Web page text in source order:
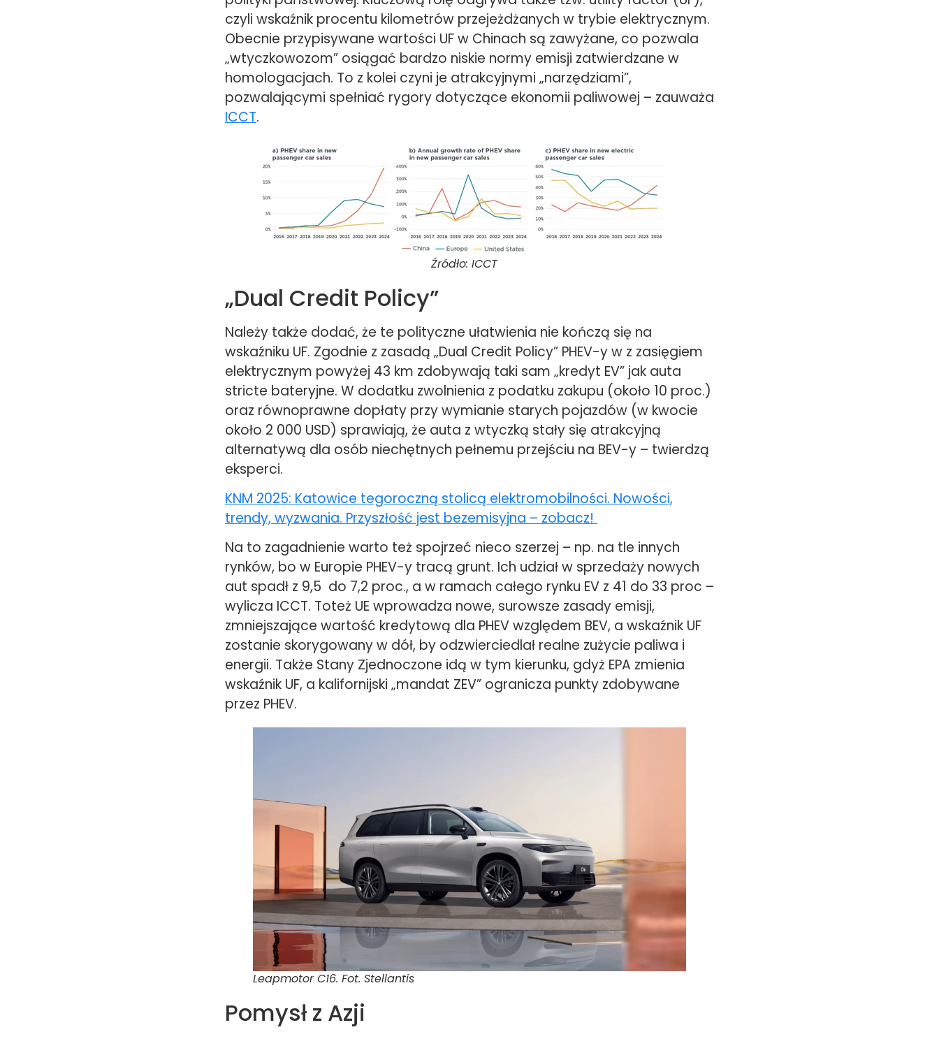
czyli wskaźnik procentu kilometrów przejeżdżanych w trybie elektrycznym.
Obecnie przypisywane wartości UF w Chinach są zawyżane, co pozwala
„wtyczkowozom” osiągać bardzo niskie normy emisji zatwierdzane w
homologacjach. To z kolei czyni je atrakcyjnymi „narzędziami”,
pozwalającymi spełniać rygory dotyczące ekonomii paliwowej – zauważa
ICCT.
Źródło: ICCT
„Dual Credit Policy”
Należy także dodać, że te polityczne ułatwienia nie kończą się na
wskaźniku UF. Zgodnie z zasadą „Dual Credit Policy” PHEV-y w z zasięgiem
elektrycznym powyżej 43 km zdobywają taki sam „kredyt EV” jak auta
stricte bateryjne. W dodatku zwolnienia z podatku zakupu (około 10 proc.)
oraz równoprawne dopłaty przy wymianie starych pojazdów (w kwocie
około 2 000 USD) sprawiają, że auta z wtyczką stały się atrakcyjną
alternatywą dla osób niechętnych pełnemu przejściu na BEV-y – twierdzą
eksperci.
KNM 2025: Katowice tegoroczną stolicą elektromobilności. Nowości,
trendy, wyzwania. Przyszłość jest bezemisyjna – zobacz!
Na to zagadnienie warto też spojrzeć nieco szerzej – np. na tle innych
rynków, bo w Europie PHEV-y tracą grunt. Ich udział w sprzedaży nowych
aut spadł z 9,5 do 7,2 proc., a w ramach całego rynku EV z 41 do 33 proc –
wylicza ICCT. Toteż UE wprowadza nowe, surowsze zasady emisji,
zmniejszające wartość kredytową dla PHEV względem BEV, a wskaźnik UF
zostanie skorygowany w dół, by odzwierciedlał realne zużycie paliwa i
energii. Także Stany Zjednoczone idą w tym kierunku, gdyż EPA zmienia
wskaźnik UF, a kalifornijski „mandat ZEV” ogranicza punkty zdobywane
przez PHEV.
Leapmotor C16. Fot. Stellantis
Pomysł z Azji